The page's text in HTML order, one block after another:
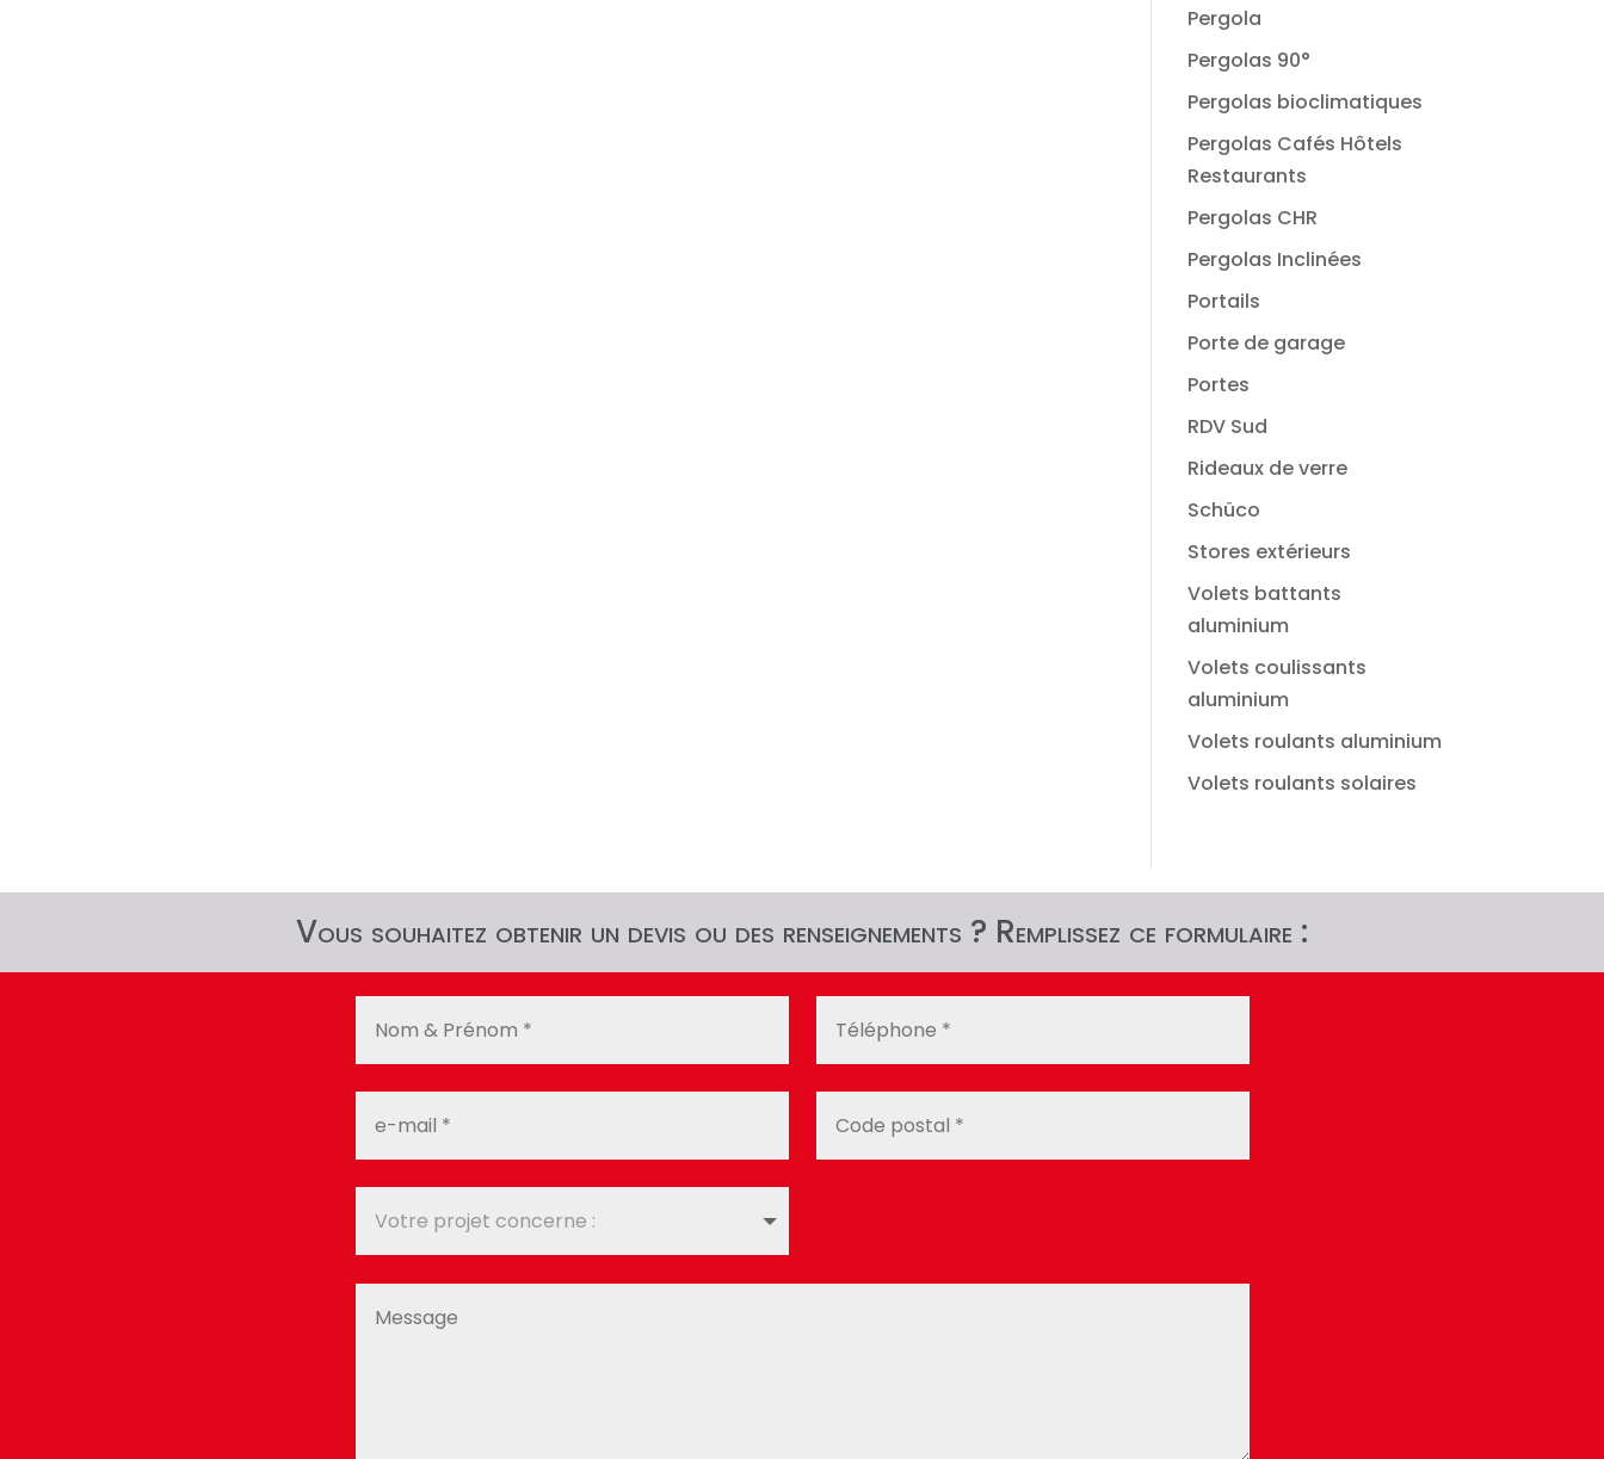
Pergola
Pergolas 90°
Pergolas bioclimatiques
Pergolas Cafés Hôtels
Restaurants
Pergolas CHR
Pergolas Inclinées
Portails
Porte de garage
Portes
RDV Sud
Rideaux de verre
Schüco
Stores extérieurs
Volets battants
aluminium
Volets coulissants
aluminium
Volets roulants aluminium
Volets roulants solaires
Vous souhaitez obtenir un devis ou des renseignements ? Remplissez ce formulaire :